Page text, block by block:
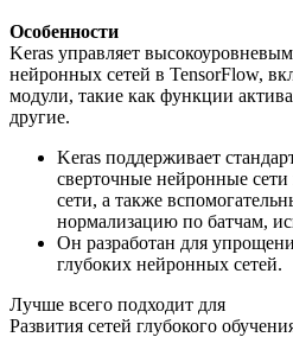
Особенности
Keras управляет
нейронных сетей в TensorFlow,
модули, такие как функции
другие.
Keras поддерживает
сверточные нейронные
сети, а также
нормализацию по батчам,
Он разработан для
глубоких нейронных сетей.
Лучше всего подходит для
Развития сетей глубокого